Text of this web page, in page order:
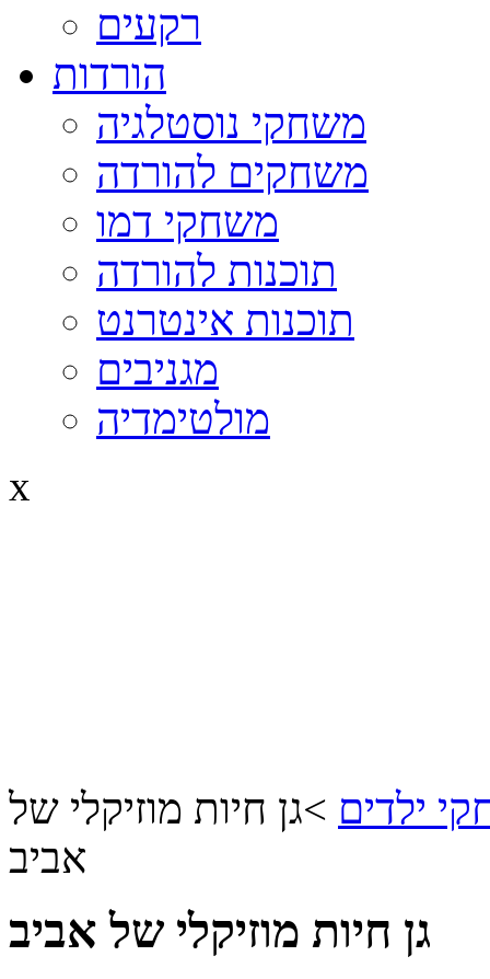
רקעים
הורדות
משחקי נוסטלגיה
משחקים להורדה
משחקי דמו
תוכנות להורדה
תוכנות אינטרנט
מגניבים
מולטימדיה
x
ילדים >גן חיות מוזיקלי של
אביב
גן חיות מוזיקלי של אביב